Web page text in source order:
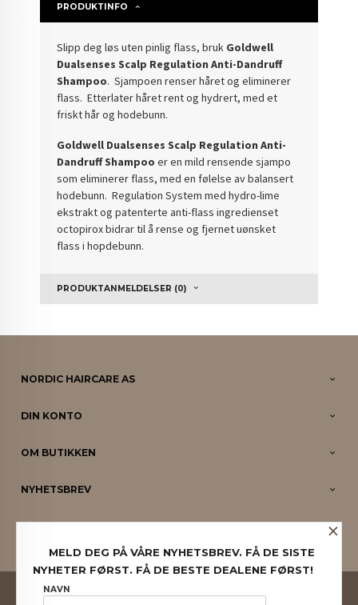
PRODUKTINFO
Slipp deg løs uten pinlig flass, bruk Goldwell
Dualsenses Scalp Regulation Anti-Dandruff
Shampoo. Sjampoen renser håret og eliminerer
flass. Etterlater håret rent og hydrert, med et
friskt hår og hodebunn.
Goldwell Dualsenses Scalp Regulation Anti-
Dandruff Shampoo er en mild rensende sjampo
som eliminerer flass, med en følelse av balansert
hodebunn. Regulation System med hydro-lime
ekstrakt og patenterte anti-flass ingredienset
octopirox bidrar til å rense og fjernet uønsket
flass i hopdebunn.
PRODUKTANMELDELSER (0)
NORDIC HAIRCARE AS
DIN KONTO
OM BUTIKKEN
NYHETSBREV
PARTNERE
FRAKT
×
MELD DEG PÅ VÅRE NYHETSBREV. FÅ DE SISTE
NYHETER FØRST. FÅ DE BESTE DEALENE FØRST!
NAVN